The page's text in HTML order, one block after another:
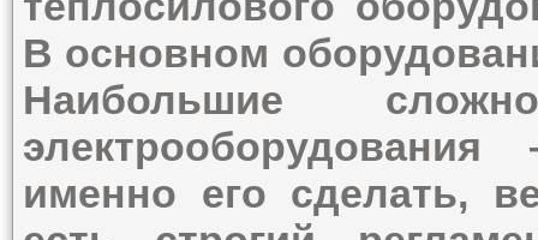
В основном
Наибольшие
именно его сделать,